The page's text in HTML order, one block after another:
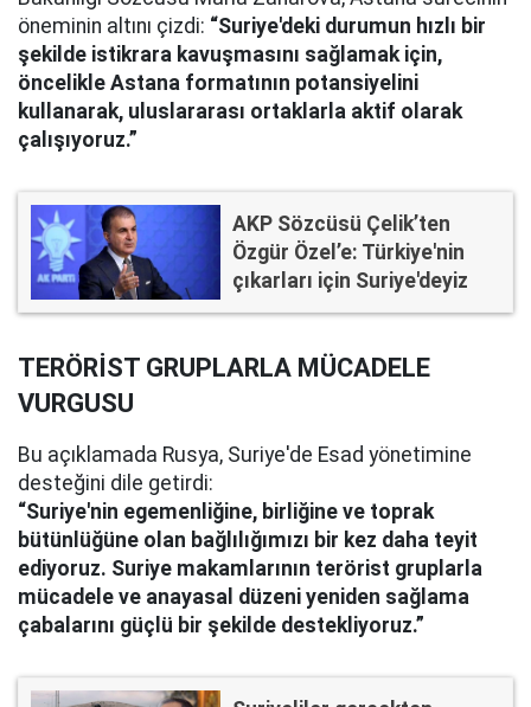
öneminin altını çizdi: “Suriye'deki durumun hızlı bir
şekilde istikrara kavuşmasını sağlamak için,
öncelikle Astana formatının potansiyelini
kullanarak, uluslararası ortaklarla aktif olarak
çalışıyoruz.”
AKP Sözcüsü Çelik’ten
Özgür Özel’e: Türkiye'nin
çıkarları için Suriye'deyiz
TERÖRİST GRUPLARLA MÜCADELE
VURGUSU
Bu açıklamada Rusya, Suriye'de Esad yönetimine
desteğini dile getirdi:
“Suriye'nin egemenliğine, birliğine ve toprak
bütünlüğüne olan bağlılığımızı bir kez daha teyit
ediyoruz. Suriye makamlarının terörist gruplarla
mücadele ve anayasal düzeni yeniden sağlama
çabalarını güçlü bir şekilde destekliyoruz.”